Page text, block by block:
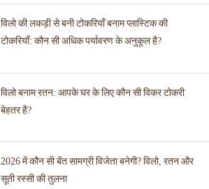
विलो की लकड़ी से बनी टोकरियाँ बनाम प्लास्टिक की
टोकरियाँ: कौन सी अधिक पर्यावरण के अनुकूल है?
विलो बनाम रतन: आपके घर के लिए कौन सी विकर टोकरी
बेहतर है?
2026 में कौन सी बेंत सामग्री विजेता बनेगी? विलो, रतन और
सूती रस्सी की तुलना